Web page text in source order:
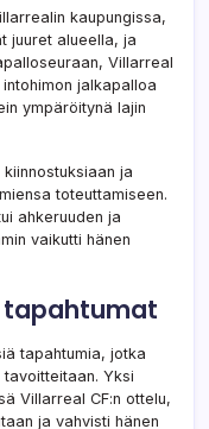
kaupungissa,
juuret alueella, ja
Villarreal
jalkapalloa
ympäröitynä lajin
ja
toteuttamiseen.
ahkeruuden ja
vaikutti hänen
tapahtumat
tapahtumia, jotka
Yksi
Villarreal CF:n ottelu,
ja vahvisti hänen